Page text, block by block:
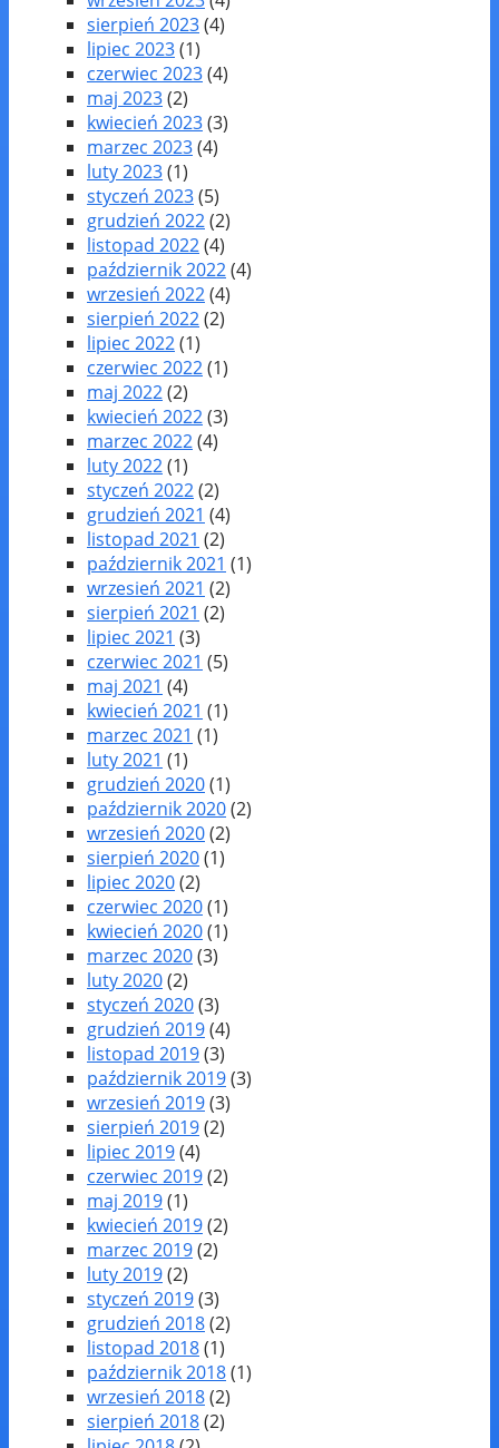
sierpień 2023(4)
lipiec 2023(1)
czerwiec 2023(4)
maj 2023(2)
kwiecień 2023(3)
marzec 2023(4)
luty 2023(1)
styczeń 2023(5)
grudzień 2022(2)
listopad 2022(4)
październik 2022(4)
wrzesień 2022(4)
sierpień 2022(2)
lipiec 2022(1)
czerwiec 2022(1)
maj 2022(2)
kwiecień 2022(3)
marzec 2022(4)
luty 2022(1)
styczeń 2022(2)
grudzień 2021 (4)
listopad 2021 (2)
październik 2021 (1)
wrzesień 2021 (2)
sierpień 2021 (2)
lipiec 2021 (3)
czerwiec 2021 (5)
maj 2021 (4)
kwiecień 2021 (1)
marzec 2021 (1)
luty 2021 (1)
grudzień 2020(1)
październik 2020(2)
wrzesień 2020(2)
sierpień 2020(1)
lipiec 2020(2)
czerwiec 2020(1)
kwiecień 2020(1)
marzec 2020(3)
luty 2020(2)
styczeń 2020(3)
grudzień 2019(4)
listopad 2019(3)
październik 2019(3)
wrzesień 2019(3)
sierpień 2019(2)
lipiec 2019(4)
czerwiec 2019(2)
maj 2019(1)
kwiecień 2019(2)
marzec 2019(2)
luty 2019(2)
styczeń 2019(3)
grudzień 2018(2)
listopad 2018(1)
październik 2018(1)
wrzesień 2018(2)
sierpień 2018(2)